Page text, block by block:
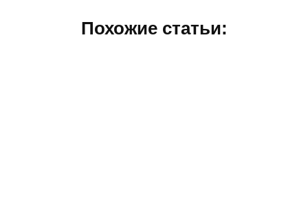
Похожие статьи: